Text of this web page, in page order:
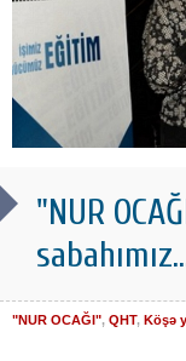
"NUR
"NUR OCAĞI", QHT, Köşə